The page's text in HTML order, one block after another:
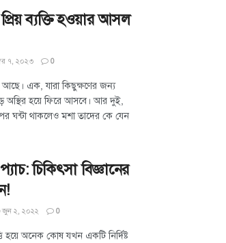
ব্যক্তি হওয়ার আসল
৭, ২০২৩ 0
এক, যারা কিছুক্ষণের জন্য
অস্থির হয়ে ফিরে আসবে। আর দুই,
ঘন্টা থাকলেও মশা তাদের কে যেন
চিকিৎসা বিজ্ঞানের
জুন ২, ২০২২ 0
অনেক কোষ যখন একটি নির্দিষ্ট